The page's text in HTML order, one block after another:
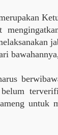
untuk